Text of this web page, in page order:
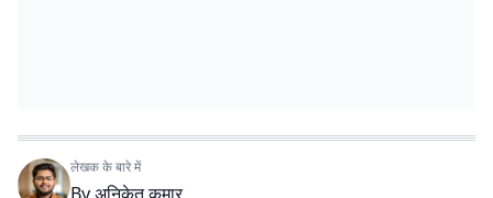
लेखक के बारे में